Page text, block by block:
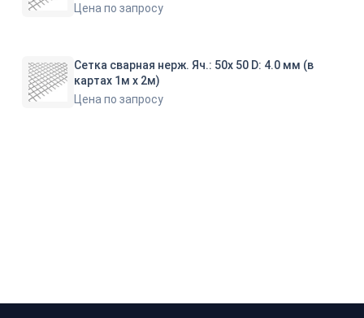
Цена по запросу
Сетка сварная нерж. Яч.: 50х 50 D: 4.0 мм (в
картах 1м х 2м)
Цена по запросу